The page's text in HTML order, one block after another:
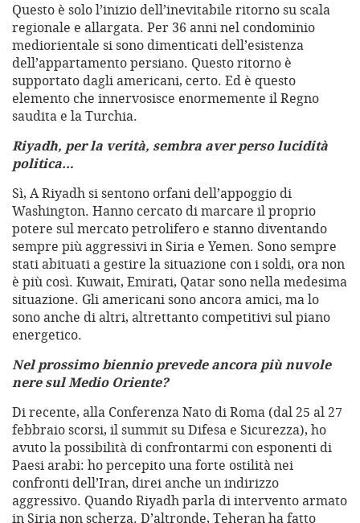
Questo è solo l’inizio dell’inevitabile ritorno su scala
regionale e allargata. Per 36 anni nel condominio
mediorientale si sono dimenticati dell’esistenza
dell’appartamento persiano. Questo ritorno è
supportato dagli americani, certo. Ed è questo
elemento che innervosisce enormemente il Regno
saudita e la Turchia.
Riyadh, per la verità, sembra aver perso lucidità
politica…
Sì, A Riyadh si sentono orfani dell’appoggio di
Washington. Hanno cercato di marcare il proprio
potere sul mercato petrolifero e stanno diventando
sempre più aggressivi in Siria e Yemen. Sono sempre
stati abituati a gestire la situazione con i soldi, ora non
è più così. Kuwait, Emirati, Qatar sono nella medesima
situazione. Gli americani sono ancora amici, ma lo
sono anche di altri, altrettanto competitivi sul piano
energetico.
Nel prossimo biennio prevede ancora più nuvole
nere sul Medio Oriente?
Di recente, alla Conferenza Nato di Roma (dal 25 al 27
febbraio scorsi, il summit su Difesa e Sicurezza), ho
avuto la possibilità di confrontarmi con esponenti di
Paesi arabi: ho percepito una forte ostilità nei
confronti dell’Iran, direi anche un indirizzo
aggressivo. Quando Riyadh parla di intervento armato
in Siria non scherza. D’altronde, Teheran ha fatto